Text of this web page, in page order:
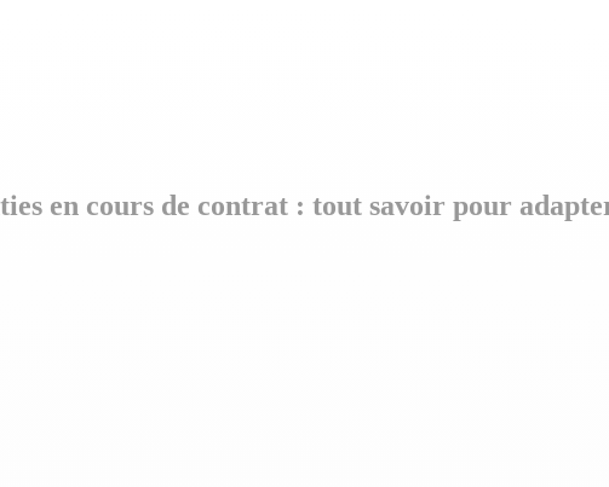
en cours de contrat : tout savoir pour